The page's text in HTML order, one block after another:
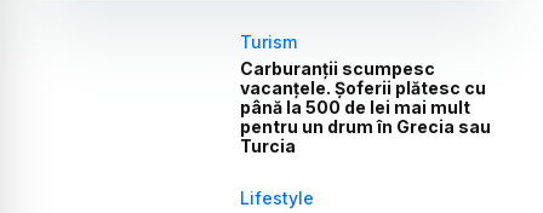
Turism
Carburanții scumpesc
vacanțele. Șoferii plătesc cu
până la 500 de lei mai mult
pentru un drum în Grecia sau
Turcia
Lifestyle